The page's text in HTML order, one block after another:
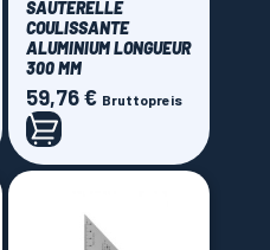
SAUTERELLE
COULISSANTE
ALUMINIUM LONGUEUR
300 MM
Preis
59,76 € Bruttopreis